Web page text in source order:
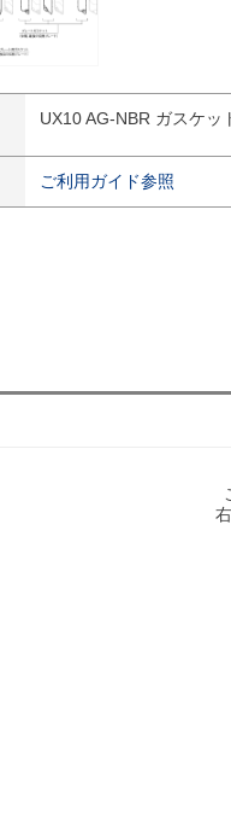
UX10 AG-NBR ガスケッ
ご利用ガイド参照